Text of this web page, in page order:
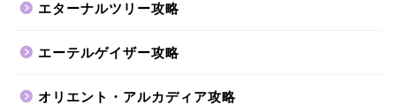
エターナルツリー攻略
エーテルゲイザー攻略
オリエント・アルカディア攻略